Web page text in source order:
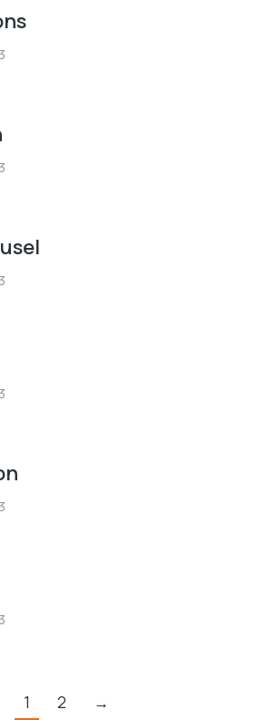
1 2 →